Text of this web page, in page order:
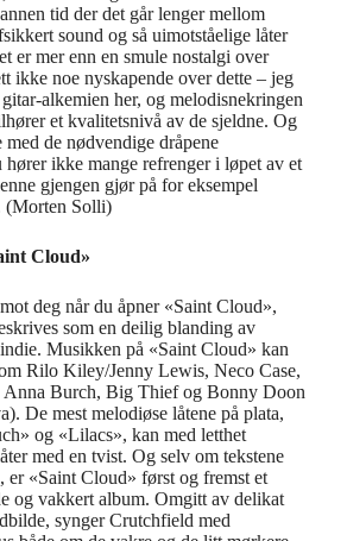
tid der det går lenger mellom
sound og så uimotståelige låter
er mer enn en smule nostalgi over
ikke noe nyskapende over dette – jeg
alkemien her, og melodisnekringen
et kvalitetsnivå av de sjeldne. Og
med de nødvendige dråpene
ikke mange refrenger i løpet av et
gjengen gjør på for eksempel
(Morten Solli)
Cloud»
deg når du åpner «Saint Cloud»,
som en deilig blanding av
Musikken på «Saint Cloud» kan
Rilo Kiley/Jenny Lewis, Neco Case,
Anna Burch, Big Thief og Bonny Doon
De mest melodiøse låtene på plata,
og «Lilacs», kan med letthet
med en tvist. Og selv om tekstene
er «Saint Cloud» først og fremst et
og vakkert album. Omgitt av delikat
synger Crutchfield med